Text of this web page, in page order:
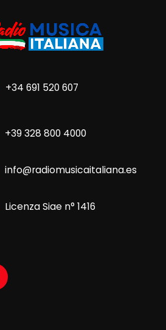
+34 691 520 607
+39 328 800 4000
info@radiomusicaitaliana.es
Licenza Siae n° 1416